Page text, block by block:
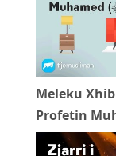
Meleku